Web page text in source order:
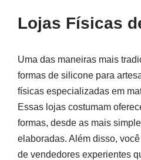
Lojas Físicas
Uma das maneiras mais
formas de silicone para
físicas especializadas em
Essas lojas costumam
formas, desde as mais
elaboradas. Além disso,
de vendedores experientes